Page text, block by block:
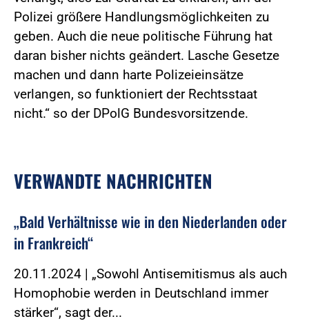
Polizei größere Handlungsmöglichkeiten zu
geben. Auch die neue politische Führung hat
daran bisher nichts geändert. Lasche Gesetze
machen und dann harte Polizeieinsätze
verlangen, so funktioniert der Rechtsstaat
nicht.“ so der DPolG Bundesvorsitzende.
VERWANDTE NACHRICHTEN
„Bald Verhältnisse wie in den Niederlanden oder
in Frankreich“
20.11.2024 | „Sowohl Antisemitismus als auch
Homophobie werden in Deutschland immer
stärker“, sagt der...